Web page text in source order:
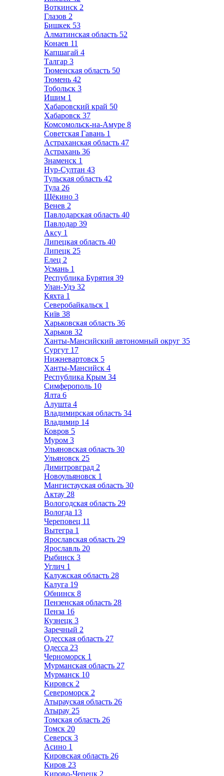
Воткинск 2
Глазов 2
Бишкек 53
Алматинская область 52
Конаев 11
Капшагай 4
Талгар 3
Тюменская область 50
Тюмень 42
Тобольск 3
Ишим 1
Хабаровский край 50
Хабаровск 37
Комсомольск-на-Амуре 8
Советская Гавань 1
Астраханская область 47
Астрахань 36
Знаменск 1
Нур-Султан 43
Тульская область 42
Тула 26
Щёкино 3
Венев 2
Павлодарская область 40
Павлодар 39
Аксу 1
Липецкая область 40
Липецк 25
Елец 2
Усмань 1
Республика Бурятия 39
Улан-Удэ 32
Кяхта 1
Северобайкальск 1
Київ 38
Харьковская область 36
Харьков 32
Ханты-Мансийский автономный округ 35
Сургут 17
Нижневартовск 5
Ханты-Мансийск 4
Республика Крым 34
Симферополь 10
Ялта 6
Алушта 4
Владимирская область 34
Владимир 14
Ковров 5
Муром 3
Ульяновская область 30
Ульяновск 25
Димитровград 2
Новоульяновск 1
Мангистауская область 30
Актау 28
Вологодская область 29
Вологда 13
Череповец 11
Вытегра 1
Ярославская область 29
Ярославль 20
Рыбинск 3
Углич 1
Калужская область 28
Калуга 19
Обнинск 8
Пензенская область 28
Пенза 16
Кузнецк 3
Заречный 2
Одесская область 27
Одесса 23
Черноморск 1
Мурманская область 27
Мурманск 10
Кировск 2
Североморск 2
Атырауская область 26
Атырау 25
Томская область 26
Томск 20
Северск 3
Асино 1
Кировская область 26
Киров 23
Кирово-Чепецк 2